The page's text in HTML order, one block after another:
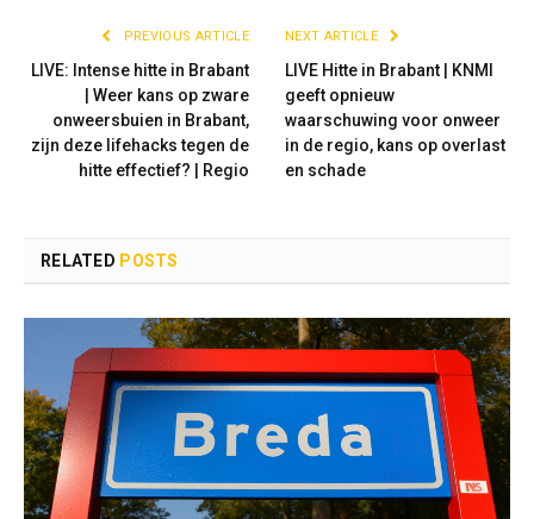
PREVIOUS ARTICLE
LIVE: Intense hitte in Brabant
| Weer kans op zware
onweersbuien in Brabant,
zijn deze lifehacks tegen de
hitte effectief? | Regio
NEXT ARTICLE
LIVE Hitte in Brabant | KNMI
geeft opnieuw
waarschuwing voor onweer
in de regio, kans op overlast
en schade
RELATED POSTS